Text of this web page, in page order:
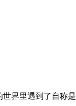
界里遇到了自称